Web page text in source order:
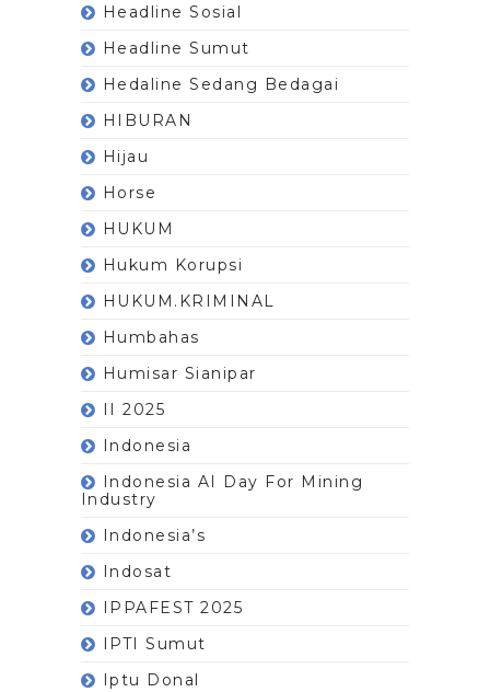
Headline Sosial
Headline Sumut
Hedaline Sedang Bedagai
HIBURAN
Hijau
Horse
HUKUM
Hukum Korupsi
HUKUM.KRIMINAL
Humbahas
Humisar Sianipar
II 2025
Indonesia
Indonesia AI Day For Mining
Industry
Indonesia’s
Indosat
IPPAFEST 2025
IPTI Sumut
Iptu Donal